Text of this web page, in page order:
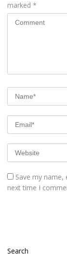
marked *
Save my
next time I
Search